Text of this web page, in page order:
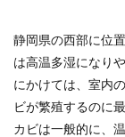
静岡県の西部に位
は高温多湿になり
にかけては、室内
ビが繁殖するのに
カビは一般的に、